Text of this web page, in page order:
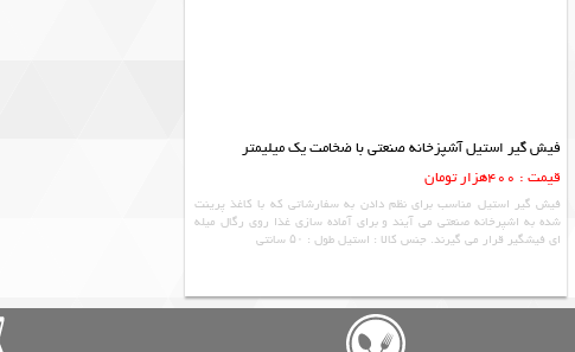
فیش گیر استیل آشپزخانه صنعتی با ضخامت یک میلیمتر
قیمت : 400هزار تومان
فیش گیر استیل مناسب برای نظم دادن به سفارشاتی که با کاغذ پرینت
شده به اشپرخانه صنعتی می آیند و برای آماده سازی غذا روی رگال میله
ای فیشگیر قرار می گیرند. جنس کالا : استیل طول : ۵۰ سانتی